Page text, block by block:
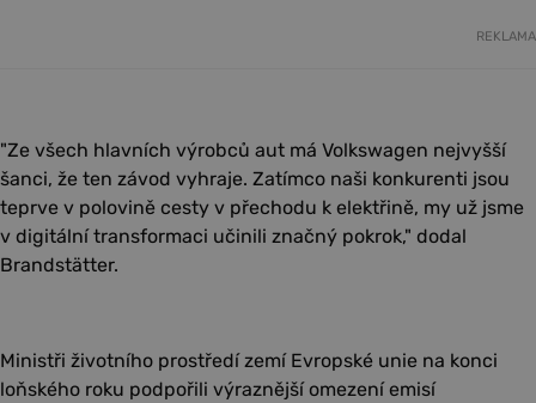
REKLAMA
"Ze všech hlavních výrobců aut má Volkswagen nejvyšší
šanci, že ten závod vyhraje. Zatímco naši konkurenti jsou
teprve v polovině cesty v přechodu k elektřině, my už jsme
v digitální transformaci učinili značný pokrok," dodal
Brandstätter.
Ministři životního prostředí zemí Evropské unie na konci
loňského roku podpořili výraznější omezení emisí